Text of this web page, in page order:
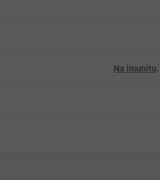
Na imunitu,